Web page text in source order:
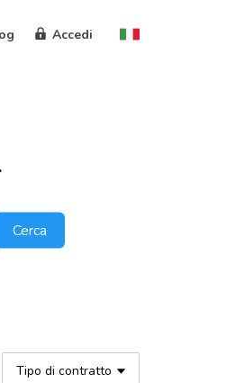
Accedi
Cerca
Tipo di contratto